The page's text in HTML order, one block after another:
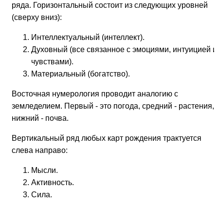
ряда. Горизонтальный состоит из следующих уровней
(сверху вниз):
Интеллектуальный (интеллект).
Духовный (все связанное с эмоциями, интуицией и
чувствами).
Материальный (богатство).
Восточная нумерология проводит аналогию с
земледелием. Первый - это погода, средний - растения,
нижний - почва.
Вертикальный ряд любых карт рождения трактуется
слева направо:
Мысли.
Активность.
Сила.